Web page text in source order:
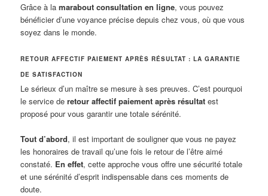
Grâce à lamarabout consultation en ligne, vous pouvez
bénéficier d’une voyance précise depuis chez vous, où que vous
soyez dans le monde.
RETOUR AFFECTIF PAIEMENT APRÈS RÉSULTAT : LA GARANTIE
DE SATISFACTION
Le sérieux d’un maître se mesure à ses preuves. C’est pourquoi
le service deretour affectif paiement après résultat est
proposé pour vous garantir une totale sérénité.
Tout d’abord, il est important de souligner que vous ne payez
les honoraires de travail qu’une fois le retour de l’être aimé
constaté. En effet, cette approche vous offre une sécurité totale
et une sérénité d’esprit indispensable dans ces moments de
doute.